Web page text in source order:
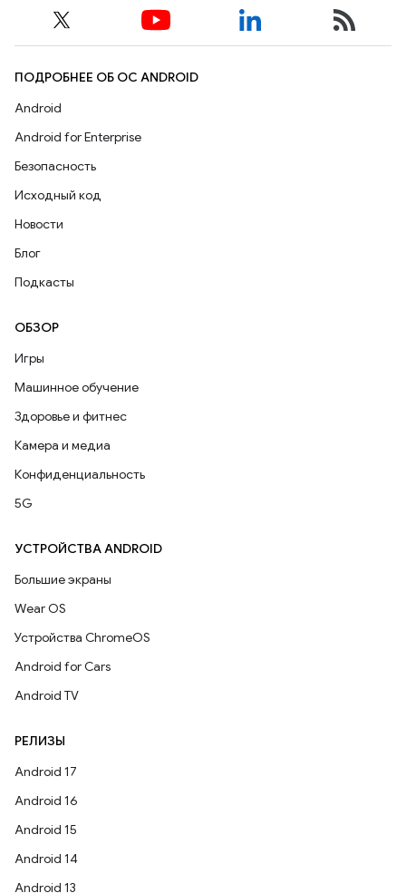
ПОДРОБНЕЕ ОБ ОС ANDROID
Android
Android for Enterprise
Безопасность
Исходный код
Новости
Блог
Подкасты
ОБЗОР
Игры
Машинное обучение
Здоровье и фитнес
Камера и медиа
Конфиденциальность
5G
УСТРОЙСТВА ANDROID
Большие экраны
Wear OS
Устройства ChromeOS
Android for Cars
Android TV
РЕЛИЗЫ
Android 17
Android 16
Android 15
Android 14
Android 13